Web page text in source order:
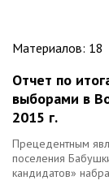
Материалов: 18
Отчет по
выборами в
2015 г.
Прецедентным
поселения
кандидатов»